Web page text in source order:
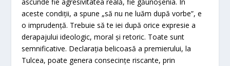
ascunde fie agresivitatea reală, fie găunoşenia. În
aceste condiţii, a spune „să nu ne luăm după vorbe”, e
o imprudenţă. Trebuie să te iei după orice expresie a
derapajului ideologic, moral şi retoric. Toate sunt
semnificative. Declaraţia belicoasă a premierului, la
Tulcea, poate genera consecinţe riscante, prin